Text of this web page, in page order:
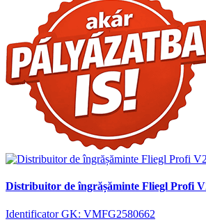
Distribuitor de îngrășăminte Fliegl Profi
Identificator GK: VMFG2580662